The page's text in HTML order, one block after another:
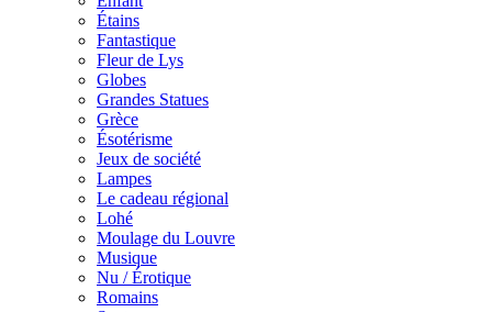
Étains
Fantastique
Fleur de Lys
Globes
Grandes Statues
Grèce
Ésotérisme
Jeux de société
Lampes
Le cadeau régional
Lohé
Moulage du Louvre
Musique
Nu / Érotique
Romains